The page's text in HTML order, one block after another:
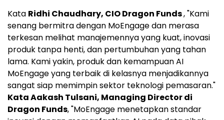
Kata Ridhi Chaudhary, CIO Dragon Funds, "Kami
senang bermitra dengan MoEngage dan merasa
terkesan melihat manajemennya yang kuat, inovasi
produk tanpa henti, dan pertumbuhan yang tahan
lama. Kami yakin, produk dan kemampuan AI
MoEngage yang terbaik di kelasnya menjadikannya
sangat siap memimpin sektor teknologi pemasaran."
Kata Aakash Tulsani, Managing Director di
Dragon Funds, "MoEngage menetapkan standar